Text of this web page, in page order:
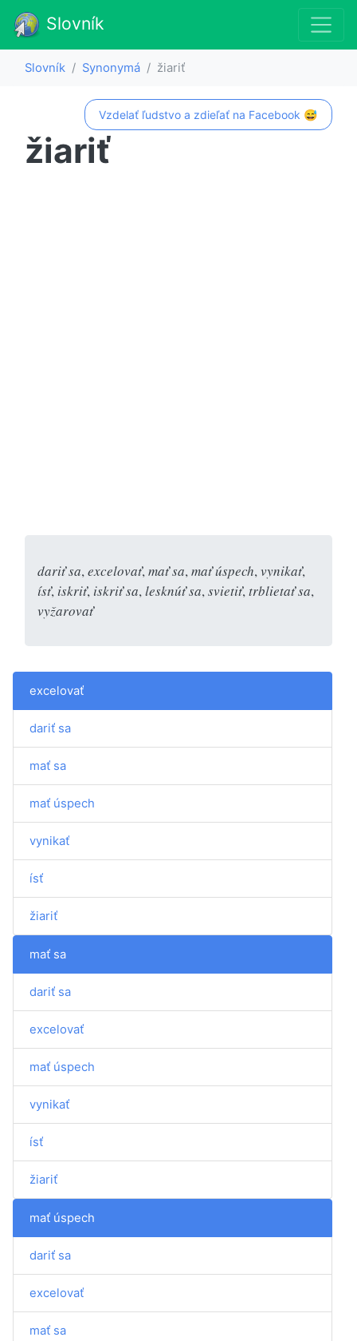
Slovník
Slovník Synonymá žiariť
Vzdelať ľudstvo a zdieľať na Facebook 😅
žiariť
dariť sa, excelovať, mať sa, mať úspech, vynikať,
ísť, iskriť, iskriť sa, lesknúť sa, svietiť, trblietať sa,
vyžarovať
excelovať
dariť sa
mať sa
mať úspech
vynikať
ísť
žiariť
mať sa
dariť sa
excelovať
mať úspech
vynikať
ísť
žiariť
mať úspech
dariť sa
excelovať
mať sa